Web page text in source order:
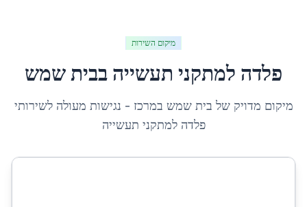
מיקום השירות
פלדה למתקני תעשייה בבית שמש
מיקום מדויק של בית שמש במרכז - נגישות מעולה לשירותי
פלדה למתקני תעשייה